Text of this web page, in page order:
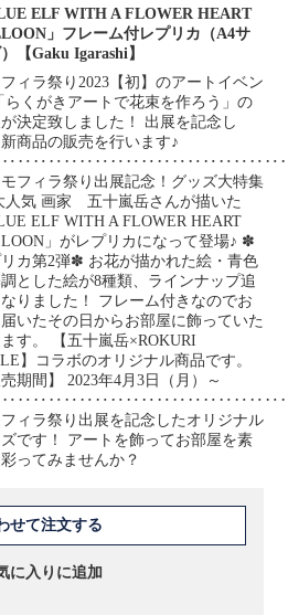
ELF WITH A FLOWER HEART
」フレーム付レプリカ（A4サ
【Gaku Igarashi】
ィラ祭り2023【初】のアートイベン
らくがきアートで花束を作ろう」の
決定致しました！ 出展を記念し
商品の販売を行います♪
モフィラ祭り出展記念！グッズ大特集
人気 画家 五十嵐岳さんが描いた
ELF WITH A FLOWER HEART
」がレプリカになって登場♪ ✽
リカ第2弾✽ お花が描かれた絵・青色
とした絵が8種類、ラインナップ追
りました！ フレーム付きなのでお
いたその日からお部屋に飾っていた
す。 【五十嵐岳×ROKURI
】コラボのオリジナル商品です。
売期間】 2023年4月3日（月）～
ィラ祭り出展を記念したオリジナル
です！ アートを飾ってお部屋を素
ってみませんか？
せて注文する
に入りに追加